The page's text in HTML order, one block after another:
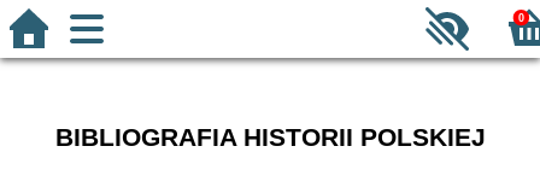
0
BIBLIOGRAFIA HISTORII POLSKIEJ